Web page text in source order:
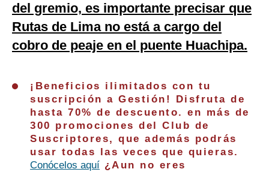
del gremio, es importante precisar que
Rutas de Lima no está a cargo del
cobro de peaje en el puente Huachipa.
¡Beneficios ilimitados con tu
suscripción a Gestión! Disfruta de
hasta 70% de descuento. en más de
300 promociones del Club de
Suscriptores, que además podrás
usar todas las veces que quieras.
Conócelos aquí ¿Aun no eres